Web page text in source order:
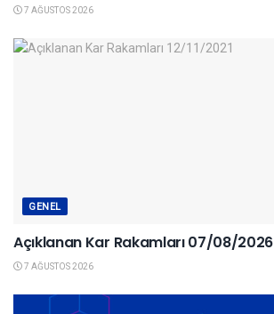
7 AĞUSTOS 2026
GENEL
Açıklanan Kar Rakamları 07/08/2026
7 AĞUSTOS 2026